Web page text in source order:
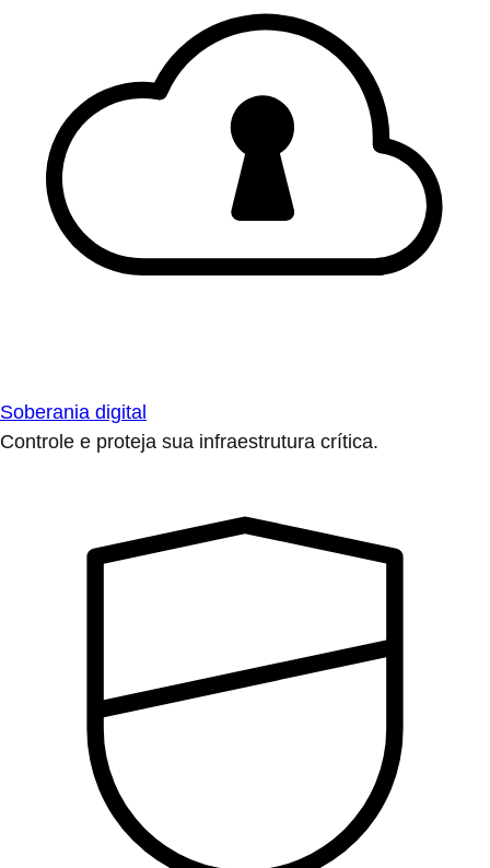
Soberania digital
Controle e proteja sua infraestrutura crítica.